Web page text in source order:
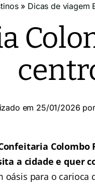
» Dicas de viagem
em 25/01/2026 por
Colombo
a cidade e quer
oásis para o carioca